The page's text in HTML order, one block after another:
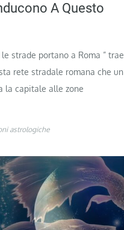
A Questo
strade portano a Roma ” trae
rete stradale romana che un
la capitale alle zone
astrologiche